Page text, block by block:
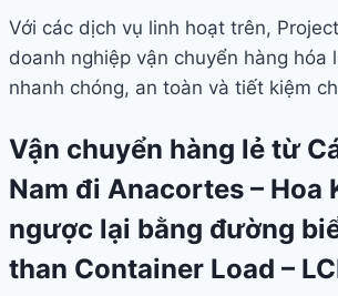
Với các dịch vụ linh hoạt trên,
doanh nghiệp vận chuyển hàng hóa
nhanh chóng, an toàn và tiết kiệm
Vận chuyển hàng lẻ từ
Nam đi Anacortes – Hoa
ngược lại bằng đường
than Container Load –